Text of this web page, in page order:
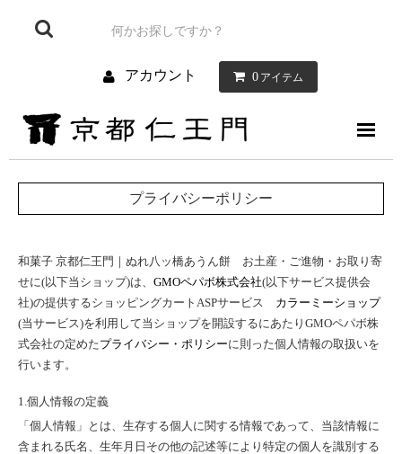
アカウント 0 アイテム
仁王門について お菓子について お店のご案内 お問い合わせ
ブログ
プライバシーポリシー
和菓子 京都仁王門｜ぬれ八ッ橋あうん餅 お土産・ご進物・お取り寄
せに(以下当ショップ)は、 GMOペパボ株式会社(以下サービス提供会
社)の提供するショッピングカートASPサービス カラーミーショップ
(当サービス)を利用して当ショップを開設するにあたりGMOペパボ株
式会社の定めたプライバシー・ポリシーに則った個人情報の取扱いを
行います。
1.個人情報の定義
「個人情報」とは、生存する個人に関する情報であって、当該情報に
含まれる氏名、生年月日その他の記述等により特定の個人を識別する